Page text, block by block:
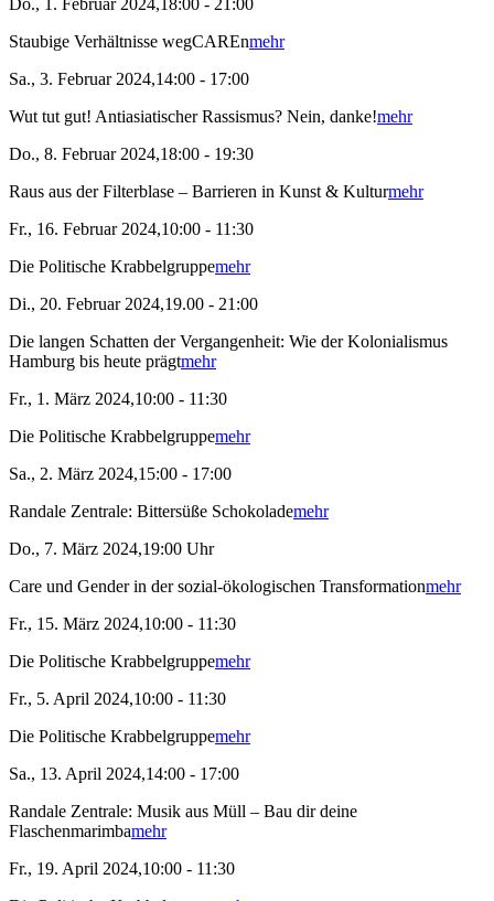
Staubige Verhältnisse wegCAREnmehr
Sa., 3. Februar 2024,14:00 - 17:00
Wut tut gut! Antiasiatischer Rassismus? Nein, danke!mehr
Do., 8. Februar 2024,18:00 - 19:30
Raus aus der Filterblase – Barrieren in Kunst & Kulturmehr
Fr., 16. Februar 2024,10:00 - 11:30
Die Politische Krabbelgruppemehr
Di., 20. Februar 2024,19.00 - 21:00
Die langen Schatten der Vergangenheit: Wie der Kolonialismus
Hamburg bis heute prägtmehr
Fr., 1. März 2024,10:00 - 11:30
Die Politische Krabbelgruppemehr
Sa., 2. März 2024,15:00 - 17:00
Randale Zentrale: Bittersüße Schokolademehr
Do., 7. März 2024,19:00 Uhr
Care und Gender in der sozial-ökologischen Transformationmehr
Fr., 15. März 2024,10:00 - 11:30
Die Politische Krabbelgruppemehr
Fr., 5. April 2024,10:00 - 11:30
Die Politische Krabbelgruppemehr
Sa., 13. April 2024,14:00 - 17:00
Randale Zentrale: Musik aus Müll – Bau dir deine
Flaschenmarimbamehr
Fr., 19. April 2024,10:00 - 11:30